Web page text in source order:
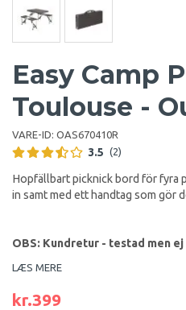
Easy Camp
Toulouse -
VARE-ID: OAS670410R
3.5 (2)
Hopfällbart picknick bord för fyra
in samt med ett handtag som gör
OBS: Kundretur - testad men ej
LÆS MERE
kr.399